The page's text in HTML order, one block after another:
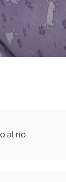
al río